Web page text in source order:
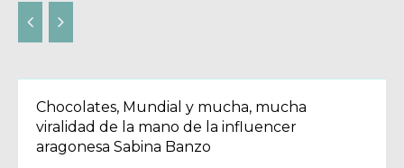
Chocolates, Mundial y mucha, mucha
viralidad de la mano de la influencer
aragonesa Sabina Banzo